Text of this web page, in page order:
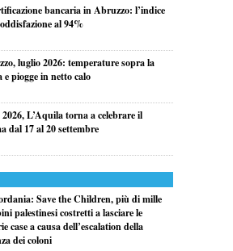
bancaria in Abruzzo: l’indice
al 94%
luglio 2026: temperature sopra la
e piogge in netto calo
L’Aquila torna a celebrare il
dal 17 al 20 settembre
Save the Children, più di mille
palestinesi costretti a lasciare le
case a causa dell’escalation della
dei coloni